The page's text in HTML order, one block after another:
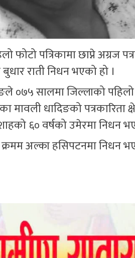
फोटो पत्रिकामा छाप्ने अग्रज
राती निधन भएको हो ।
०७५ सालमा जिल्लाको
मावली धादिङको पत्रकारिता
६० वर्षको उमेरमा निधन
अल्का हसिपटनमा निधन